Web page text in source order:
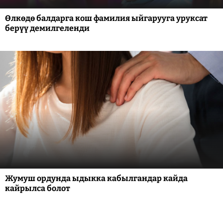
Өлкөдө балдарга кош фамилия ыйгарууга уруксат
берүү демилгеленди
Жумуш ордунда ыдыкка кабылгандар кайда
кайрылса болот